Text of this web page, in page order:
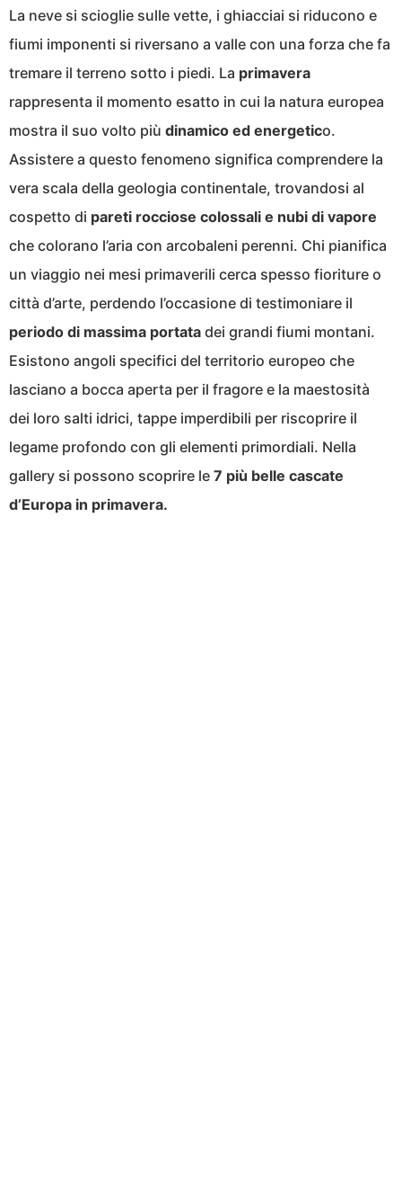
La neve si scioglie sulle vette, i ghiacciai si riducono e
fiumi imponenti si riversano a valle con una forza che fa
tremare il terreno sotto i piedi. La primavera
rappresenta il momento esatto in cui la natura europea
mostra il suo volto più dinamico ed energetico.
Assistere a questo fenomeno significa comprendere la
vera scala della geologia continentale, trovandosi al
cospetto di pareti rocciose colossali e nubi di vapore
che colorano l’aria con arcobaleni perenni. Chi pianifica
un viaggio nei mesi primaverili cerca spesso fioriture o
città d’arte, perdendo l’occasione di testimoniare il
periodo di massima portata dei grandi fiumi montani.
Esistono angoli specifici del territorio europeo che
lasciano a bocca aperta per il fragore e la maestosità
dei loro salti idrici, tappe imperdibili per riscoprire il
legame profondo con gli elementi primordiali. Nella
gallery si possono scoprire le 7 più belle cascate
d’Europa in primavera.